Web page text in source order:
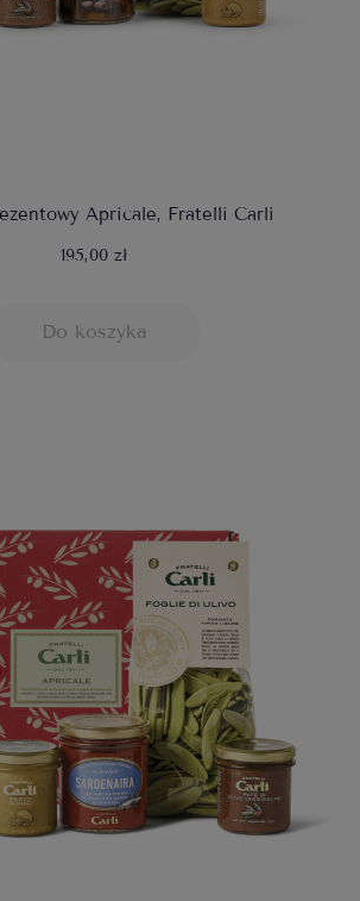
Apricale, Fratelli Carli
195,00 zł
Do koszyka